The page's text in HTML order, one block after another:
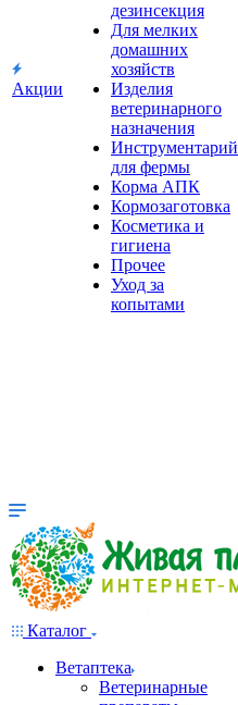
Акции
дезинсекция
Для мелких
домашних
хозяйств
Изделия
ветеринарного
назначения
Инструментарий
для фермы
Корма АПК
Кормозаготовка
Косметика и
гигиена
Прочее
Уход за
копытами
Каталог
Ветаптека
Ветеринарные